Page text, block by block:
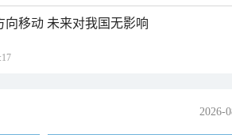
向移动 未来对我国无影响
2026-